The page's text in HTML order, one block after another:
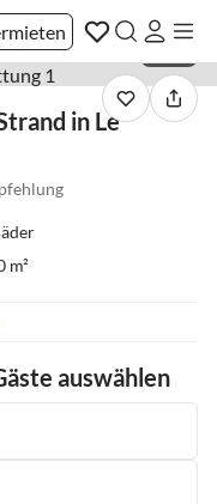
in Le
m²
auswählen